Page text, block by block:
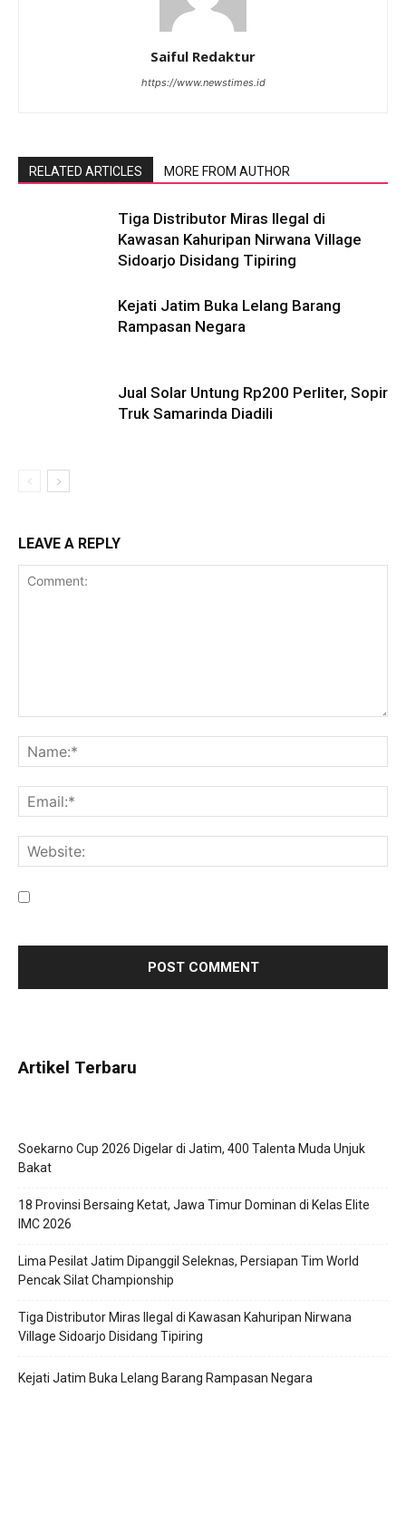
Saiful Redaktur
https://www.newstimes.id
RELATED ARTICLES MORE FROM AUTHOR
Tiga Distributor Miras Ilegal di
Kawasan Kahuripan Nirwana Village
Sidoarjo Disidang Tipiring
Kejati Jatim Buka Lelang Barang
Rampasan Negara
Jual Solar Untung Rp200 Perliter, Sopir
Truk Samarinda Diadili
LEAVE A REPLY
Artikel Terbaru
Soekarno Cup 2026 Digelar di Jatim, 400 Talenta Muda Unjuk
Bakat
18 Provinsi Bersaing Ketat, Jawa Timur Dominan di Kelas Elite
IMC 2026
Lima Pesilat Jatim Dipanggil Seleknas, Persiapan Tim World
Pencak Silat Championship
Tiga Distributor Miras Ilegal di Kawasan Kahuripan Nirwana
Village Sidoarjo Disidang Tipiring
Kejati Jatim Buka Lelang Barang Rampasan Negara